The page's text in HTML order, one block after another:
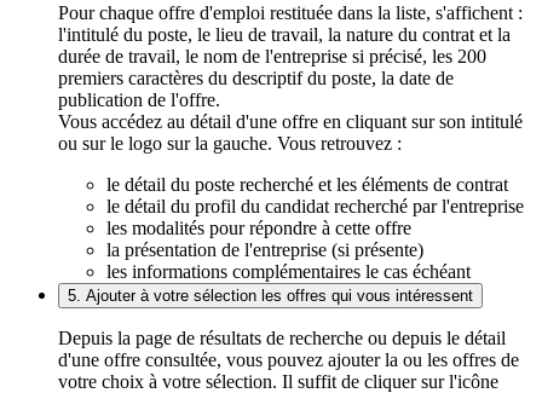
Pour chaque offre d'emploi restituée dans la liste, s'affichent :
l'intitulé du poste, le lieu de travail, la nature du contrat et la
durée de travail, le nom de l'entreprise si précisé, les 200
premiers caractères du descriptif du poste, la date de
publication de l'offre.
Vous accédez au détail d'une offre en cliquant sur son intitulé
ou sur le logo sur la gauche. Vous retrouvez :
le détail du poste recherché et les éléments de contrat
le détail du profil du candidat recherché par l'entreprise
les modalités pour répondre à cette offre
la présentation de l'entreprise (si présente)
les informations complémentaires le cas échéant
5. Ajouter à votre sélection les offres qui vous intéressent
Depuis la page de résultats de recherche ou depuis le détail
d'une offre consultée, vous pouvez ajouter la ou les offres de
votre choix à votre sélection. Il suffit de cliquer sur l'icône